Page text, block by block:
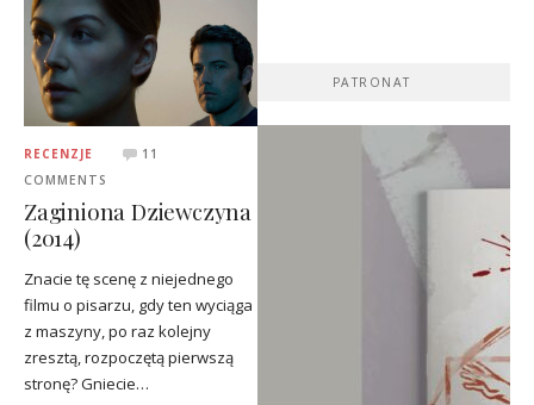
RECENZJE
11
COMMENTS
Zaginiona Dziewczyna
(2014)
Znacie tę scenę z niejednego
filmu o pisarzu, gdy ten wyciąga
z maszyny, po raz kolejny
zresztą, rozpoczętą pierwszą
stronę? Gniecie…
PATRONAT